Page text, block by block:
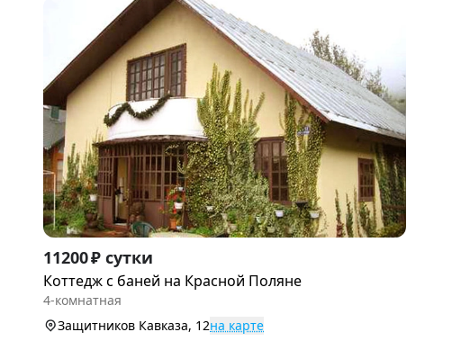
Item
1
of
11200 ₽ сутки
Коттедж с баней на Красной Поляне
4-комнатная
Защитников Кавказа, 12на карте